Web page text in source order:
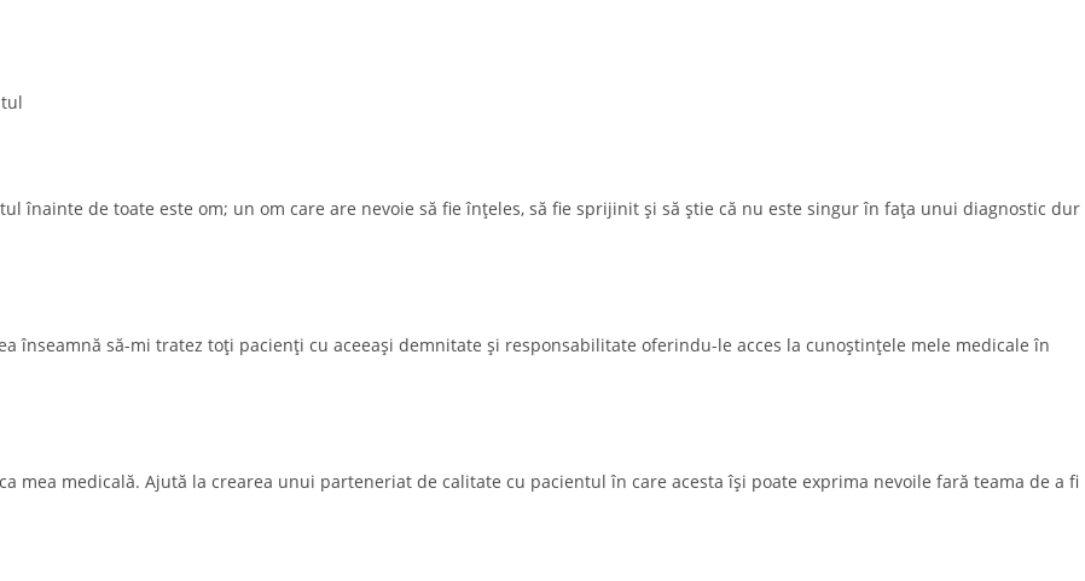
înainte de toate este om; un om care are nevoie să fie înțeles, să fie sprijinit și să știe că nu este singur în fața unui diagnostic dur
să-mi tratez toți pacienți cu aceeași demnitate și responsabilitate oferindu-le acces la cunoștințele mele medicale în
mea medicală. Ajută la crearea unui parteneriat de calitate cu pacientul în care acesta își poate exprima nevoile fară teama de a fi